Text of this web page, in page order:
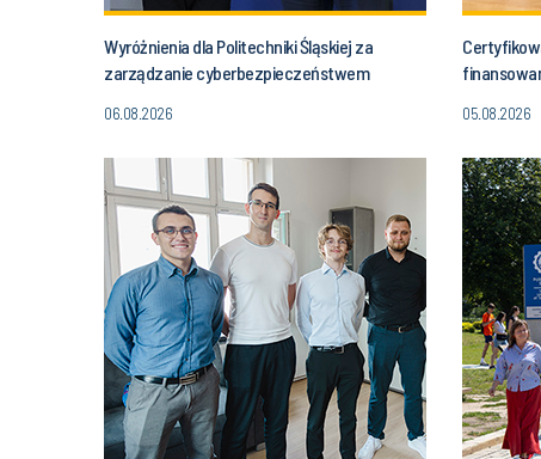
Wyróżnienia dla Politechniki Śląskiej za
zarządzanie cyberbezpieczeństwem
06.08.2026 05.08.2026